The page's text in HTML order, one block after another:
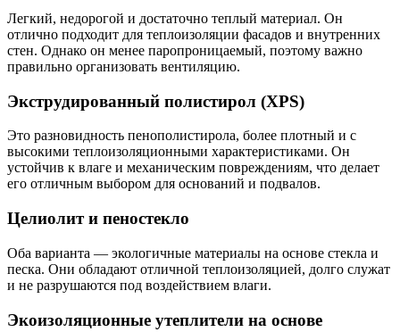
Легкий, недорогой и достаточно теплый материал. Он
отлично подходит для теплоизоляции фасадов и внутренних
стен. Однако он менее паропроницаемый, поэтому важно
правильно организовать вентиляцию.
Экструдированный полистирол (XPS)
Это разновидность пенополистирола, более плотный и с
высокими теплоизоляционными характеристиками. Он
устойчив к влаге и механическим повреждениям, что делает
его отличным выбором для оснований и подвалов.
Целиолит и пеностекло
Оба варианта — экологичные материалы на основе стекла и
песка. Они обладают отличной теплоизоляцией, долго служат
и не разрушаются под воздействием влаги.
Экоизоляционные утеплители на основе